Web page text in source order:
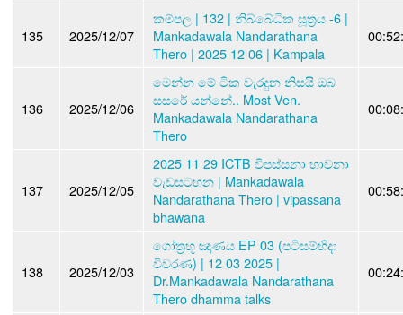
135 2025/12/07
කම්පල | 132 | නිබ්බේධික සූත්‍රය -6 |
Mankadawala Nandarathana
Thero | 2025 12 06 | Kampala
136 2025/12/06
මෙන්න මේ ටික වැරදුන නිසයි ඔබ
සසරේ යන්නේ.. Most Ven.
Mankadawala Nandarathana
Thero
137 2025/12/05
2025 11 29 ICTB විපස්සනා භාවනා
වැඩසටහන | Mankadawala
Nandarathana Thero | vipassana
bhawana
138 2025/12/03
ගෝත්‍රභූ ඤාණය EP 03 (පටිසම්භිදා
විවරණ) | 12 03 2025 |
Dr.Mankadawala Nandarathana
Thero dhamma talks